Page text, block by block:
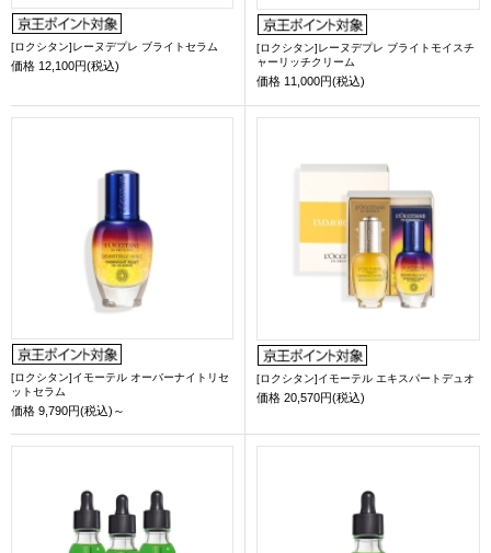
[ロクシタン]レーヌデプレ ブライトセラム
価格 12,100円(税込)
[ロクシタン]レーヌデプレ ブライトモイスチ
ャーリッチクリーム
価格 11,000円(税込)
[ロクシタン]イモーテル オーバーナイトリセ
ットセラム
価格 9,790円(税込)～
[ロクシタン]イモーテル エキスパートデュオ
価格 20,570円(税込)